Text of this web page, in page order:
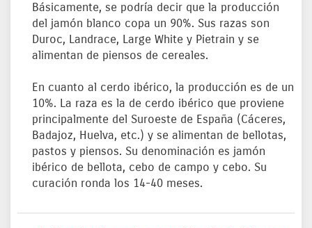
Básicamente, se podría decir que la producción
del jamón blanco copa un 90%. Sus razas son
Duroc, Landrace, Large White y Pietrain y se
alimentan de piensos de cereales.
En cuanto al cerdo ibérico, la producción es de un
10%. La raza es la de cerdo ibérico que proviene
principalmente del Suroeste de España (Cáceres,
Badajoz, Huelva, etc.) y se alimentan de bellotas,
pastos y piensos. Su denominación es jamón
ibérico de bellota, cebo de campo y cebo. Su
curación ronda los 14-40 meses.